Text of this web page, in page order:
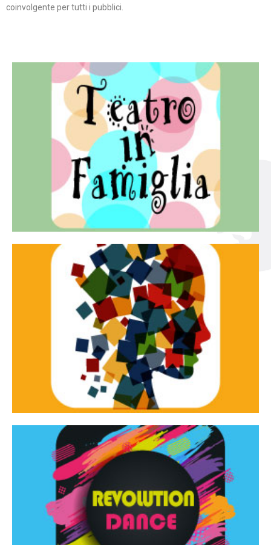
coinvolgente per tutti i pubblici.
Teatro in famiglia
Teatro In Famiglia è una rassegna di teatro concepita
per far condividere e godere del teatro all’intera
famiglia.
Continua
Tracce dinamiche
Tracce Dinamiche è una rassegna di teatro
d’innovazione e sperimentale.
Continua
Revolution Dance
Rassegna di danza contemporanea – I Edizione